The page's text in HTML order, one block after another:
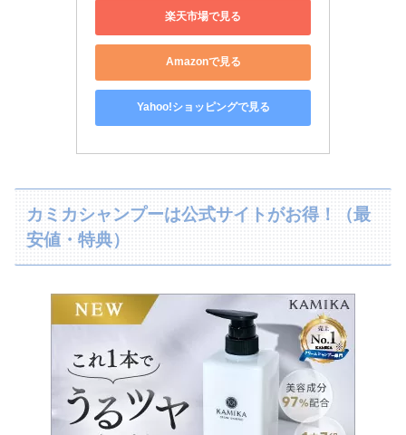
楽天市場で見る
Amazonで見る
Yahoo!ショッピングで見る
カミカシャンプーは公式サイトがお得！（最
安値・特典）